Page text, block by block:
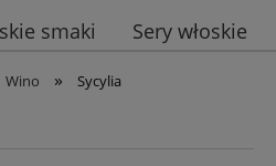
smaki Sery włoskie
Wino » Sycylia